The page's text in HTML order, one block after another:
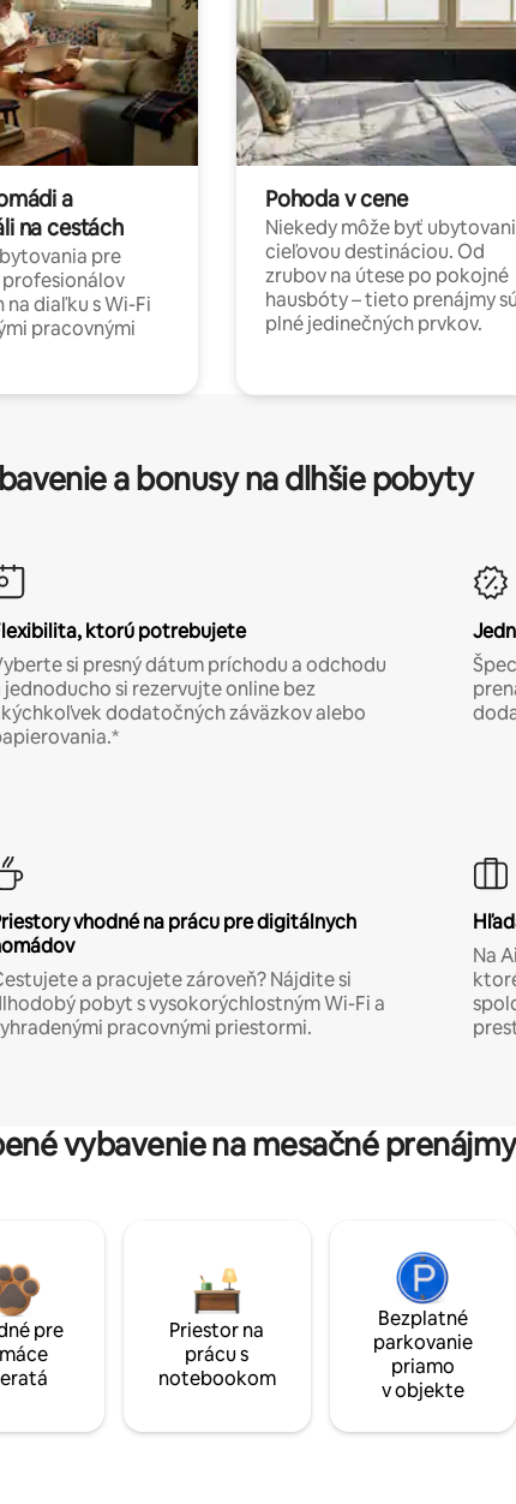
a
na cestách
pre
diaľku s Wi-Fi
pracovnými
Pohoda v cene
Niekedy môže byť
cieľovou destináciou. Od
zrubov na útese po pokojné
hausbóty – tieto prenájmy sú
plné jedinečných prvkov.
a bonusy na dlhšie pobyty
ktorú potrebujete
si presný dátum príchodu a odchodu
jednoducho si rezervujte online bez
dodatočných záväzkov alebo
vhodné na prácu pre digitálnych
a pracujete zároveň? Nájdite si
pobyt s vysokorýchlostným Wi-Fi a
pracovnými priestormi.
Na
vybavenie na mesačné prenájmy
pre
Priestor na
prácu s
notebookom
Bezplatné
parkovanie
priamo
v objekte